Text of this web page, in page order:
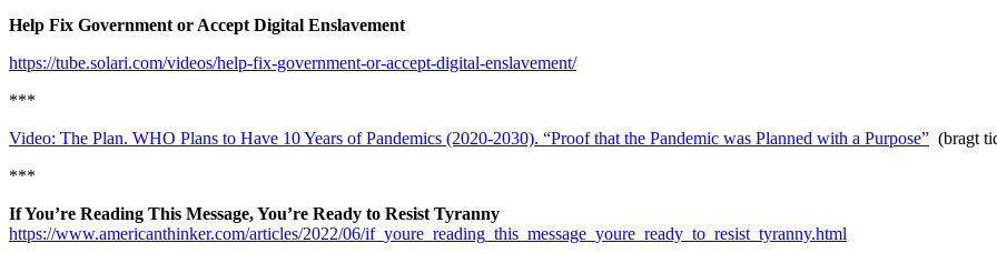
Help Fix Government or Accept Digital Enslavement
https://tube.solari.com/videos/help-fix-government-or-accept-digital-enslavement/
***
Video: The Plan. WHO Plans to Have 10 Years of Pandemics (2020-2030). “Proof that the Pandemic was Planned with a Purpose” (bragt
***
If You’re Reading This Message, You’re Ready to Resist Tyranny
https://www.americanthinker.com/articles/2022/06/if_youre_reading_this_message_youre_ready_to_resist_tyranny.html